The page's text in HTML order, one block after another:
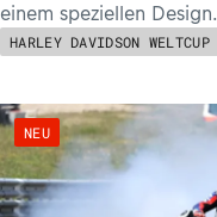
einem speziellen Design.
HARLEY DAVIDSON WELTCUP
NEU